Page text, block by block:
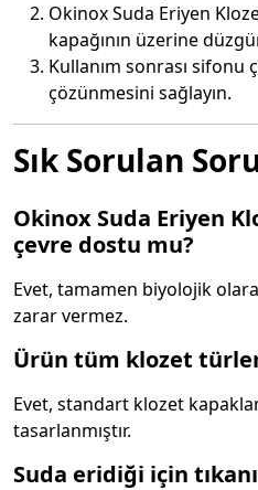
Okinox Suda Eriyen
kapağının üzerine
Kullanım sonrası
çözünmesini sağlayın.
Sık Sorulan
Okinox Suda Eriyen
çevre dostu mu?
Evet, tamamen biyolojik
zarar vermez.
Ürün tüm klozet
Evet, standart klozet
tasarlanmıştır.
Suda eridiği için